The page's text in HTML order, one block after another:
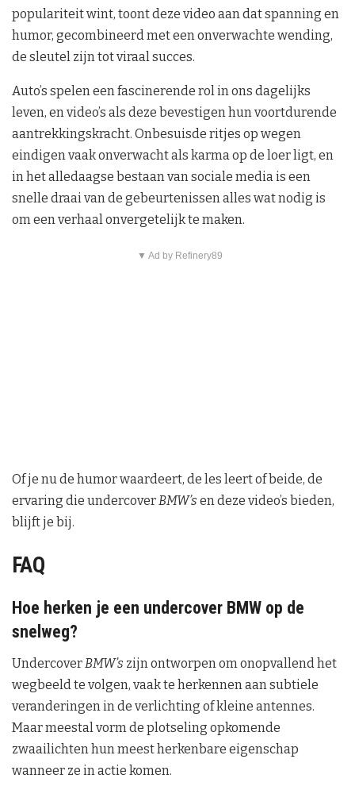
populariteit wint, toont deze video aan dat spanning en
humor, gecombineerd met een onverwachte wending,
de sleutel zijn tot viraal succes.
Auto’s spelen een fascinerende rol in ons dagelijks
leven, en video’s als deze bevestigen hun voortdurende
aantrekkingskracht. Onbesuisde ritjes op wegen
eindigen vaak onverwacht als karma op de loer ligt, en
in het alledaagse bestaan van sociale media is een
snelle draai van de gebeurtenissen alles wat nodig is
om een verhaal onvergetelijk te maken.
▼ Ad by Refinery89
Of je nu de humor waardeert, de les leert of beide, de
ervaring die undercoverBMW’s en deze video’s bieden,
blijft je bij.
FAQ
Hoe herken je een undercover BMW op de
snelweg?
UndercoverBMW’s zijn ontworpen om onopvallend het
wegbeeld te volgen, vaak te herkennen aan subtiele
veranderingen in de verlichting of kleine antennes.
Maar meestal vorm de plotseling opkomende
zwaailichten hun meest herkenbare eigenschap
wanneer ze in actie komen.